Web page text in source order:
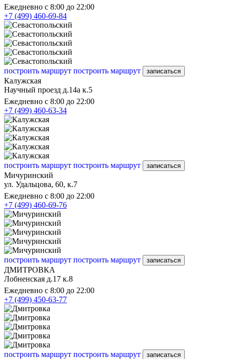
Ежедневно с 8:00 до 22:00
+7 (499) 460-69-84
построить маршрут построить маршрут записаться
Калужская
Научный проезд д.14а к.5
Ежедневно с 8:00 до 22:00
+7 (499) 460-63-34
построить маршрут построить маршрут записаться
Мичуринский
ул. Удальцова, 60, к.7
Ежедневно с 8:00 до 22:00
+7 (499) 460-69-76
построить маршрут построить маршрут записаться
ДМИТРОВКА
Лобненская д.17 к.8
Ежедневно с 8:00 до 22:00
+7 (499) 450-63-77
построить маршрут построить маршрут записаться